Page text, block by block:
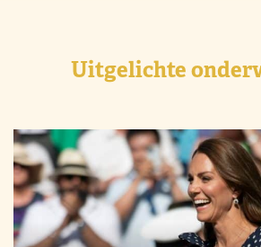
Uitgelichte